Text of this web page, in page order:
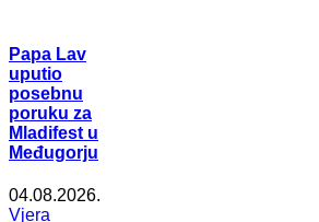
Papa Lav
uputio
posebnu
poruku za
Mladifest u
Međugorju
04.08.2026.
Vjera